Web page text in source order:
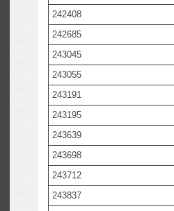
242408
242685
243045
243055
243191
243195
243639
243698
243712
243837